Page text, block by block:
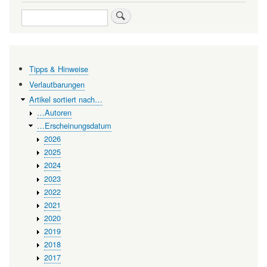
Der
lebenspendende
—
Wie
Lebewesen
sich
Energie
Sonnenlichts
teilen
Search
Tipps & Hinweise
Verlautbarungen
Artikel sortiert nach…
…Autoren
…Erscheinungsdatum
2026
2025
2024
2023
2022
2021
2020
2019
2018
2017